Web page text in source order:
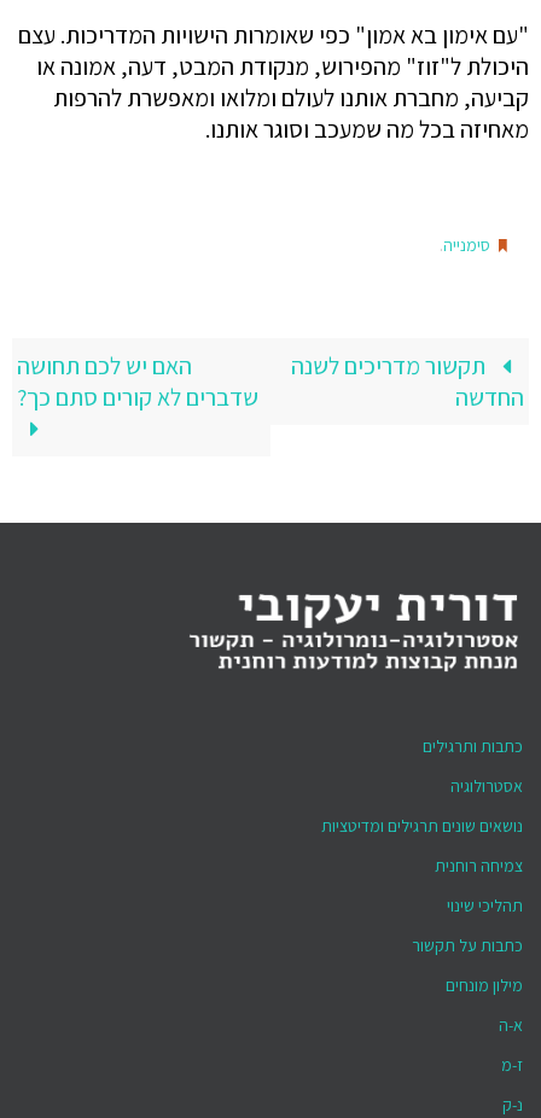
"עם אימון בא אמון" כפי שאומרות הישויות המדריכות. עצם
היכולת ל"זוז" מהפירוש, מנקודת המבט, דעה, אמונה או
קביעה, מחברת אותנו לעולם ומלואו ומאפשרת להרפות
מאחיזה בכל מה שמעכב וסוגר אותנו.
סימנייה.
תקשור מדריכים לשנה
החדשה
האם יש לכם תחושה
שדברים לא קורים סתם כך?
כתבות ותרגילים
אסטרולוגיה
נושאים שונים תרגילים ומדיטציות
צמיחה רוחנית
תהליכי שינוי
כתבות על תקשור
מילון מונחים
א-ה
ז-מ
נ-ק